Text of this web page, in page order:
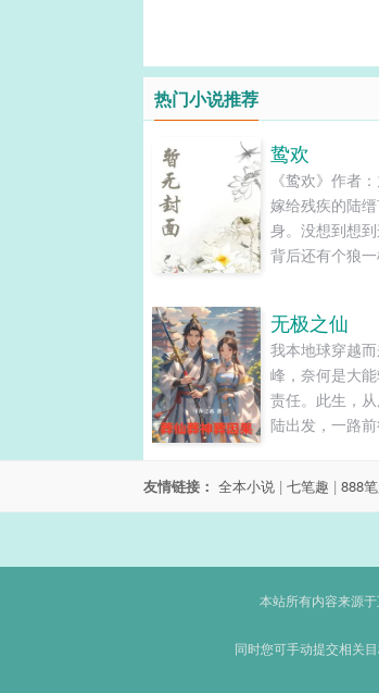
热门小说推荐
鸷欢
《鸷欢》作者
嫁给残疾的陆
身。没想到想
背后还有个狼
是谁的种？第1
白瓷杯落在绛
的声响。黑咖
雅的抛物线，
无极之仙
我本地球穿越
峰，奈何是大
责任。此生，
陆出发，一路
友情链接： 全本小说 | 七笔趣 | 888
本站所有内容来源
同时您可手动提交相关